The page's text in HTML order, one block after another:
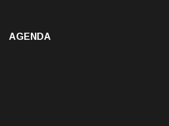
AGENDA